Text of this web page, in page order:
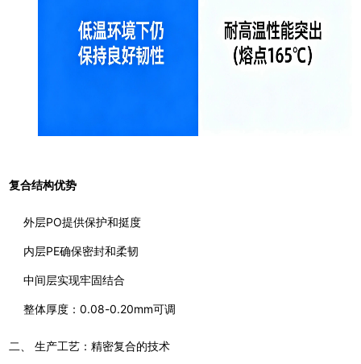
复合结构优势
外层PO提供保护和挺度
内层PE确保密封和柔韧
中间层实现牢固结合
整体厚度：0.08-0.20mm可调
二、 生产工艺：精密复合的技术